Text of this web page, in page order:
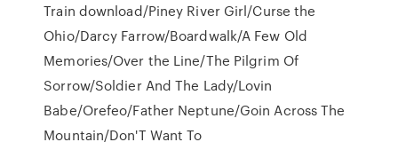
Train download/Piney River Girl/Curse the
Ohio/Darcy Farrow/Boardwalk/A Few Old
Memories/Over the Line/The Pilgrim Of
Sorrow/Soldier And The Lady/Lovin
Babe/Orefeo/Father Neptune/Goin Across The
Mountain/Don'T Want To